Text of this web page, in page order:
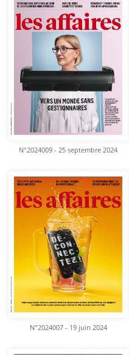
N°2024009 - 25 septembre 2024
N°2024007 - 19 juin 2024